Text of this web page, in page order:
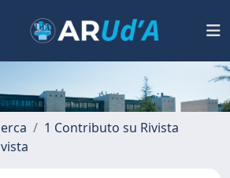
1 Contributo su Rivista